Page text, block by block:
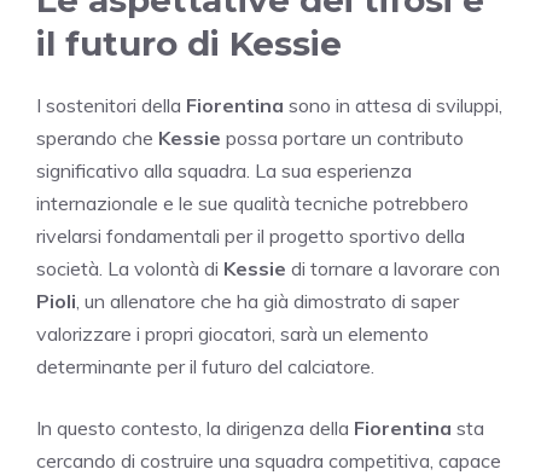
il futuro di Kessie
I sostenitori della Fiorentina sono in attesa di sviluppi,
sperando che Kessie possa portare un contributo
significativo alla squadra. La sua esperienza
internazionale e le sue qualità tecniche potrebbero
rivelarsi fondamentali per il progetto sportivo della
società. La volontà di Kessie di tornare a lavorare con
Pioli, un allenatore che ha già dimostrato di saper
valorizzare i propri giocatori, sarà un elemento
determinante per il futuro del calciatore.
In questo contesto, la dirigenza della Fiorentina sta
cercando di costruire una squadra competitiva, capace